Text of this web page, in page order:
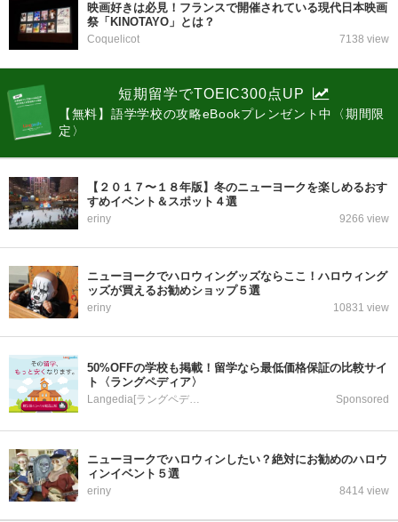
映画好きは必見！フランスで開催されている現代日本映画
祭「KINOTAYO」とは？
Coquelicot 7138 view
短期留学でTOEIC300点UP
【無料】語学学校の攻略eBookプレンゼント中〈期間限
定〉
【２０１７〜１８年版】冬のニューヨークを楽しめるおす
すめイベント＆スポット４選
eriny 9266 view
ニューヨークでハロウィングッズならここ！ハロウィング
ッズが買えるお勧めショップ５選
eriny 10831 view
50%OFFの学校も掲載！留学なら最低価格保証の比較サイ
ト〈ラングペディア〉
Langedia[ラングペディア] Sponsored
ニューヨークでハロウィンしたい？絶対にお勧めのハロウ
ィンイベント５選
eriny 8414 view